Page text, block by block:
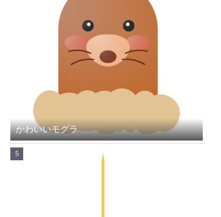
かわいいモグラ